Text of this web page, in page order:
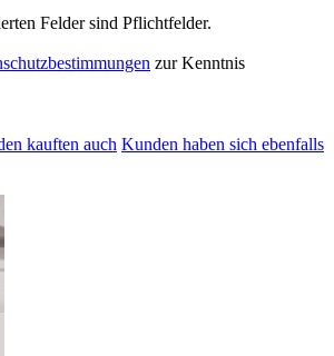
Felder sind Pflichtfelder.
zur Kenntnis
kauften auch Kunden haben sich ebenfalls